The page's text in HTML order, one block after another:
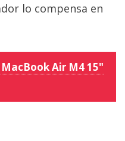
lo compensa en
Air M4 15"